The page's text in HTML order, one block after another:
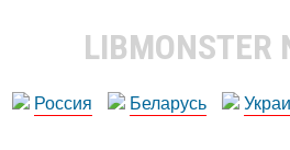
LIBMONSTER
Россия Беларусь